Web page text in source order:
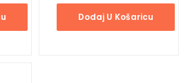
Dodaj U Košaricu